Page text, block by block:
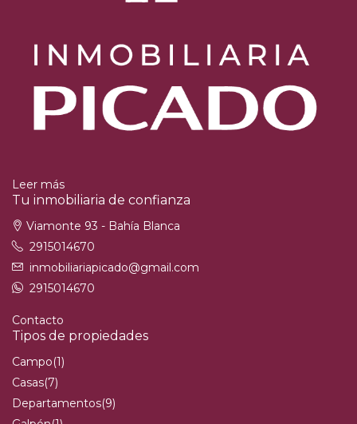
Leer más
Tu inmobiliaria de confianza
Viamonte 93 - Bahía Blanca
2915014670
inmobiliariapicado@gmail.com
2915014670
Contacto
Tipos de propiedades
Campo(1)
Casas(7)
Departamentos(9)